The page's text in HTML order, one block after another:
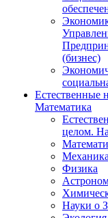
(бизнес)
Естественные
Математика
целом.
Механика
Физика
Науки о